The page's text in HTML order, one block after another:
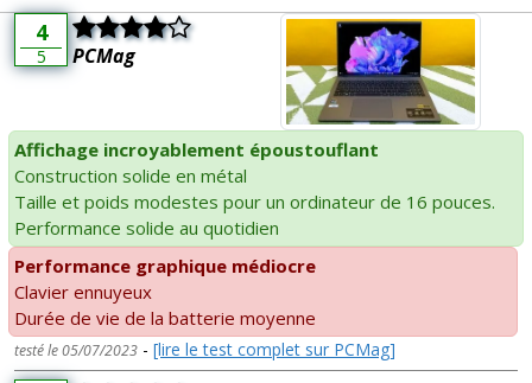
4
5 PCMag
Affichage incroyablement époustouflant
Construction solide en métal
Taille et poids modestes pour un ordinateur de 16 pouces.
Performance solide au quotidien
Performance graphique médiocre
Clavier ennuyeux
Durée de vie de la batterie moyenne
testé le 05/07/2023 - [lire le test complet sur PCMag]